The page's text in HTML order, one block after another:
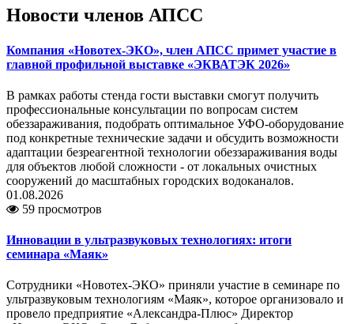
Новости членов АПСС
Компания «Новотех-ЭКО», член АПСС примет участие в
главной профильной выставке «ЭКВАТЭК 2026»
В рамках работы стенда гости выставки смогут получить
профессиональные консультации по вопросам систем
обеззараживания, подобрать оптимальное УФО-оборудование
под конкретные технические задачи и обсудить возможности
адаптации безреагентной технологии обеззараживания воды
для объектов любой сложности - от локальных очистных
сооружений до масштабных городских водоканалов.
01.08.2026
59 просмотров
Инновации в ультразвуковых технологиях: итоги
семинара «Маяк»
Сотрудники «Новотех-ЭКО» приняли участие в семинаре по
ультразвуковым технологиям «Маяк», которое организовало и
провело предприятие «Александра-Плюс» Директор